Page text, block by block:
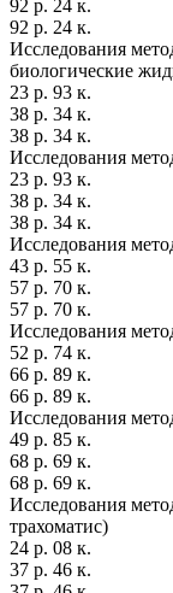
92 р. 24 к.
92 р. 24 к.
Исследования
биологические
23 р. 93 к.
38 р. 34 к.
38 р. 34 к.
Исследования
23 р. 93 к.
38 р. 34 к.
38 р. 34 к.
Исследования
43 р. 55 к.
57 р. 70 к.
57 р. 70 к.
Исследования
52 р. 74 к.
66 р. 89 к.
66 р. 89 к.
Исследования
49 р. 85 к.
68 р. 69 к.
68 р. 69 к.
Исследования
трахоматис)
24 р. 08 к.
37 р. 46 к.